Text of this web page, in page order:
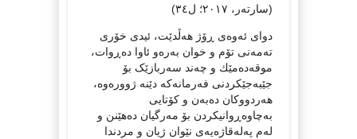
(سارتەر، ٢٠١٧؛ ل٣٤)
دوای ئەوەی ڕۆژ هەڵدێت، ئیدی خۆری
تەمەنی تۆم و خوان بەرەو ئاوا دەڕوات،
موقەدەمێك و چەند سەربازێک بۆ
جێبەجێکردنی فەرمانەکە دێنە ژوورەوە،
هەردووکان دەبەن و کۆتایی
بەچاوەڕوانیکردن بۆ مەرگیان دەهێنن و
لەم پەلەقاژەیەی نێوان ژیان و مردندا